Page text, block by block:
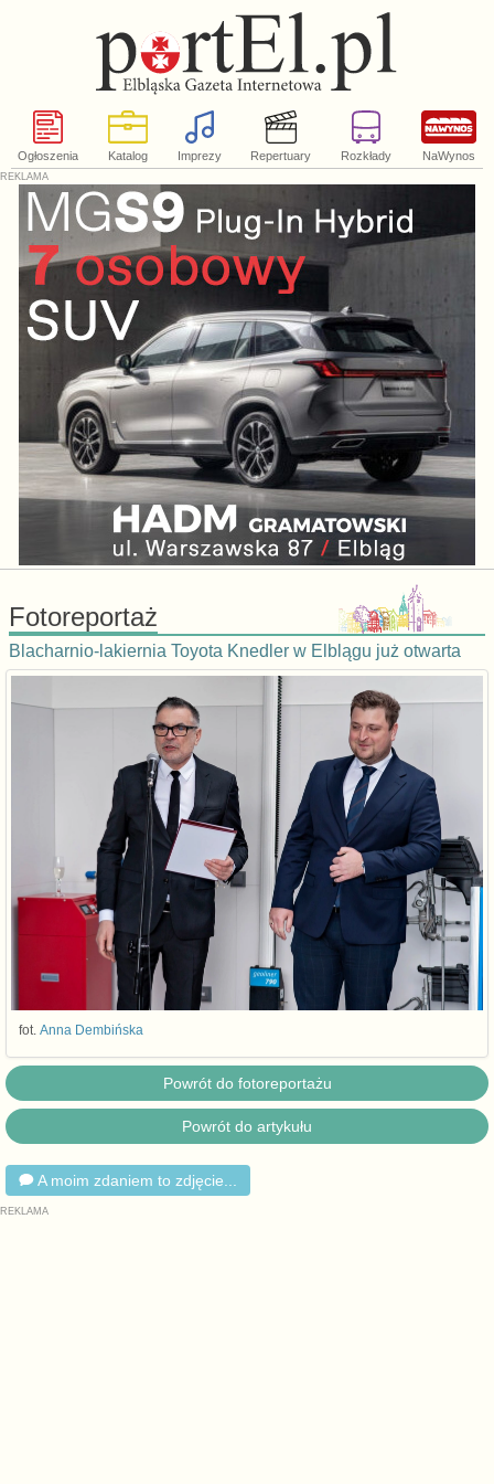
Ogłoszenia Katalog Imprezy Repertuary Rozkłady NaWynos
Fotoreportaż
Blacharnio-lakiernia Toyota Knedler w Elblągu już otwarta
fot. Anna Dembińska
Powrót do fotoreportażu
Powrót do artykułu
A moim zdaniem to zdjęcie...